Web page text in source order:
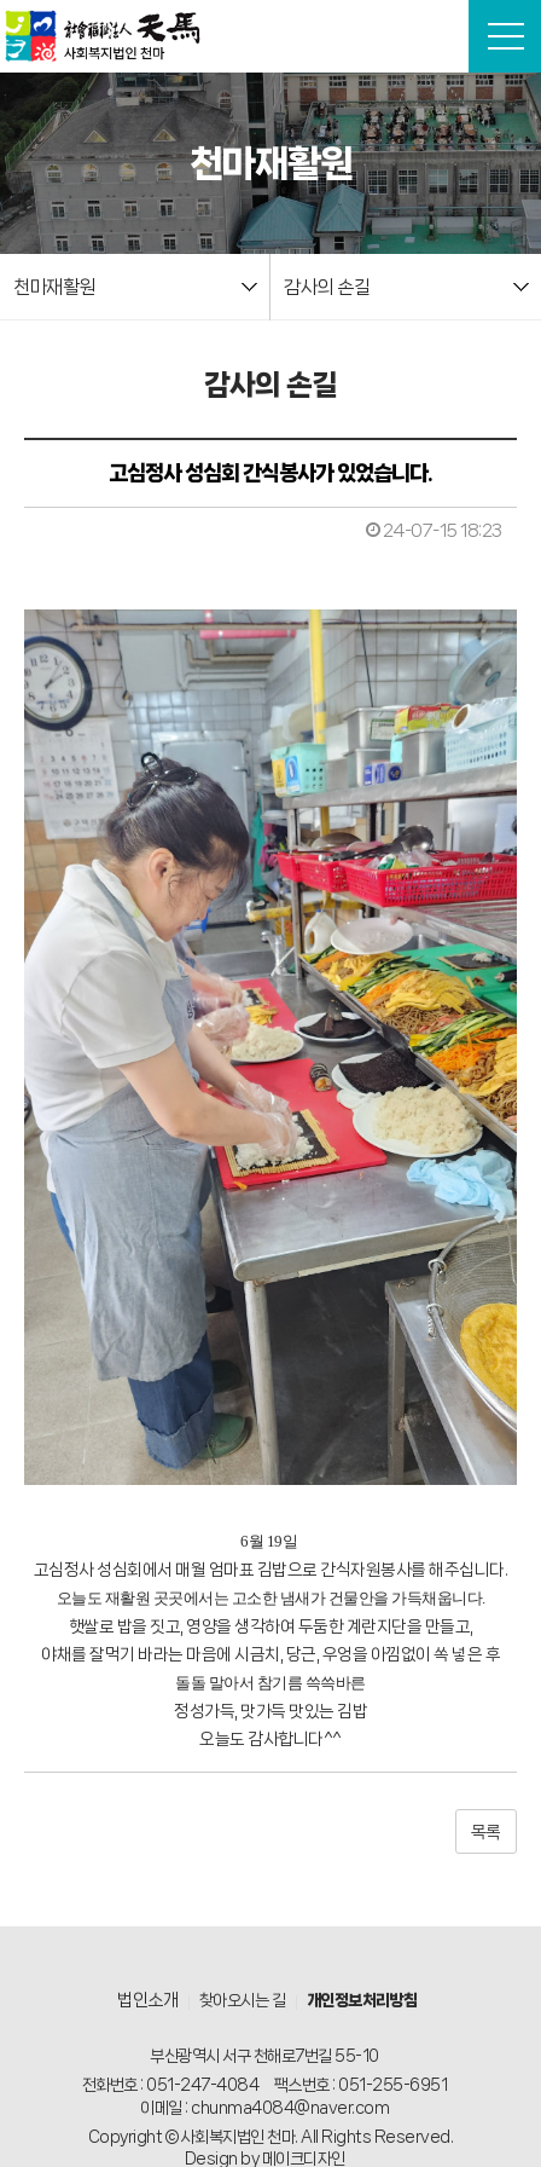
본문 바로가기
천마재활원
천마재활원 감사의 손길
감사의 손길
고심정사 성심회 간식봉사가 있었습니다.
24-07-15 18:23
6월 19일
고심정사 성심회에서 매월 엄마표 김밥으로 간식자원봉사를 해주십니다.
오늘도 재활원 곳곳에서는 고소한 냄새가 건물안을 가득채웁니다.
햇쌀로 밥을 짓고, 영양을 생각하여 두둠한 계란지단을 만들고,
야채를 잘먹기 바라는 마음에 시금치, 당근, 우엉을 아낌없이 쏙 넣은 후
돌돌 말아서 참기름 쓱쓱바른
정성가득, 맛가득 맛있는 김밥
오늘도 감사합니다^^
목록
법인소개 찾아오시는 길 개인정보처리방침
부산광역시 서구 천해로7번길 55-10
전화번호 : 051-247-4084
팩스번호 : 051-255-6951
이메일 : chunma4084@naver.com
Copyright © 사회복지법인 천마. All Rights Reserved.
Design by 메이크디자인